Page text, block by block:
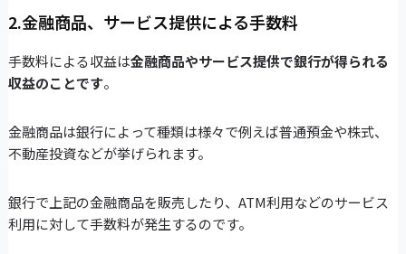
2.金融商品、サービス提供による手数料
手数料による収益は金融商品やサービス提供で銀行が得られる
収益のことです。
金融商品は銀行によって種類は様々で例えば普通預金や株式、
不動産投資などが挙げられます。
銀行で上記の金融商品を販売したり、ATM利用などのサービス
利用に対して手数料が発生するのです。